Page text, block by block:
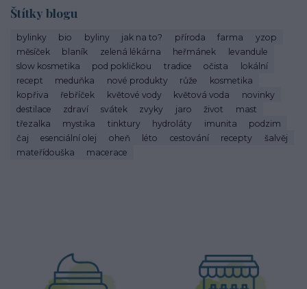
Štítky blogu
bylinky bio byliny jak na to? příroda farma
yzop
měsíček
blaník zelená lékárna heřmánek
levandule
slow kosmetika
pod pokličkou tradice očista
lokální
recept
meduňka nové produkty růže
kosmetika
kopřiva
řebříček květové vody květová voda
novinky
destilace
zdraví svátek zvyky jaro život
mast
třezalka
mystika tinktury hydroláty imunita
podzim
čaj
esenciální olej oheň léto cestování recepty
šalvěj
mateřídouška
macerace